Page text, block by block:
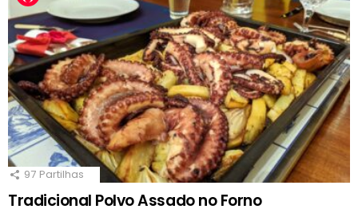
97 Partilhas
Tradicional Polvo Assado no Forno